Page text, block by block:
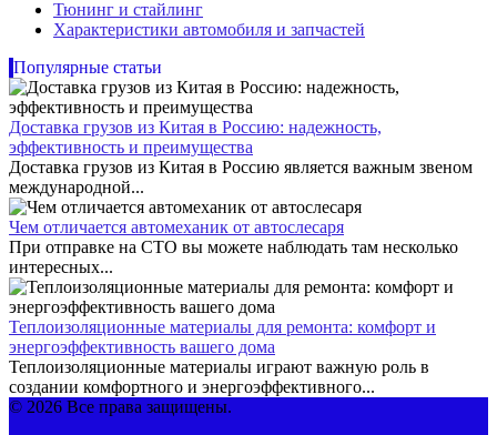
Тюнинг и стайлинг
Характеристики автомобиля и запчастей
Популярные статьи
Доставка грузов из Китая в Россию: надежность,
эффективность и преимущества
Доставка грузов из Китая в Россию является важным звеном
международной...
Чем отличается автомеханик от автослесаря
При отправке на СТО вы можете наблюдать там несколько
интересных...
Теплоизоляционные материалы для ремонта: комфорт и
энергоэффективность вашего дома
Теплоизоляционные материалы играют важную роль в
создании комфортного и энергоэффективного...
© 2026 Все права защищены.